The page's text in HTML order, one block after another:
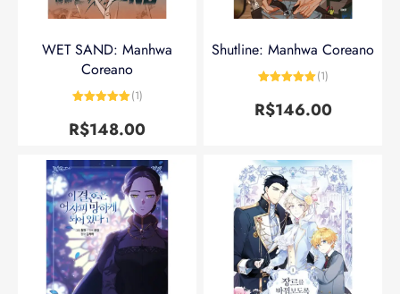
WET SAND: Manhwa
Coreano
de 5
(1)
R$148.00
Shutline: Manhwa Coreano
de 5
(1)
R$146.00